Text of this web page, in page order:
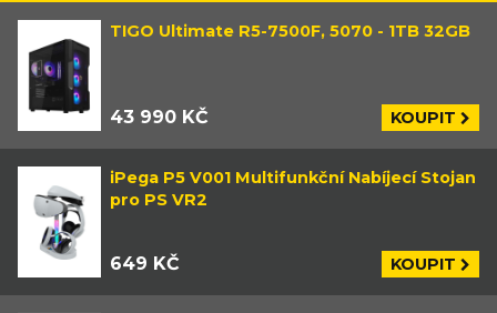
TIGO Ultimate R5-7500F, 5070 - 1TB 32GB
43 990 KČ KOUPIT
iPega P5 V001 Multifunkční Nabíjecí Stojan
pro PS VR2
649 KČ KOUPIT